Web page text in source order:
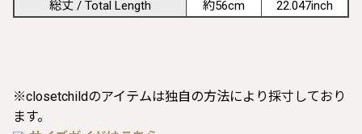
総丈 / Total Length
約56cm 22.047inch
※closetchildのアイテムは独自の方法により採寸しており
ます。